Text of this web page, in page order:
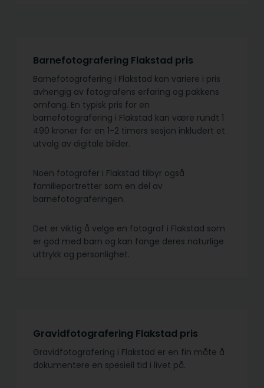
Barnefotografering Flakstad pris
Barnefotografering i Flakstad kan variere i pris
avhengig av fotografens erfaring og pakkens
omfang. En typisk pris for en
barnefotografering i Flakstad kan være rundt 1
490 kroner for en 1-2 timers sesjon inkludert et
utvalg av digitale bilder.
Noen fotografer i Flakstad tilbyr også
familieportretter som en del av
barnefotograferingen.
Det er viktig å velge en fotograf i Flakstad som
er god med barn og kan fange deres naturlige
uttrykk og personlighet.
Gravidfotografering Flakstad pris
Gravidfotografering i Flakstad er en fin måte å
dokumentere en spesiell tid i livet på.